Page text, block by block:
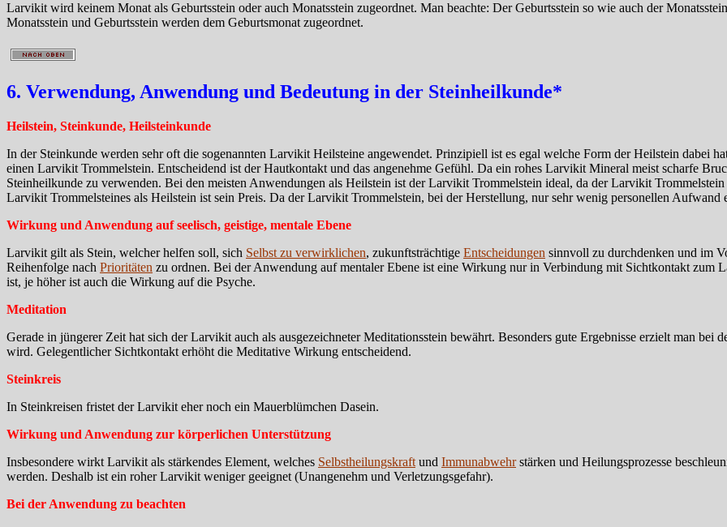
Larvikit wird keinem Monat als Geburtsstein oder auch Monatsstein zugeordnet. Man beachte: Der Geburtsstein so wie auch der
Monatsstein und Geburtsstein werden dem Geburtsmonat zugeordnet.
6. Verwendung, Anwendung und Bedeutung in der Steinheilkunde*
Heilstein, Steinkunde, Heilsteinkunde
In der Steinkunde werden sehr oft die sogenannten Larvikit Heilsteine angewendet. Prinzipiell ist es egal welche Form der Heilstein dabei
einen Larvikit Trommelstein. Entscheidend ist der Hautkontakt und das angenehme Gefühl. Da ein rohes Larvikit Mineral meist scharfe
Steinheilkunde zu verwenden. Bei den meisten Anwendungen als Heilstein ist der Larvikit Trommelstein ideal, da der Larvikit
Larvikit Trommelsteines als Heilstein ist sein Preis. Da der Larvikit Trommelstein, bei der Herstellung, nur sehr wenig personellen
Wirkung und Anwendung auf seelisch, geistige, mentale Ebene
Larvikit gilt als Stein, welcher helfen soll, sich Selbst zu verwirklichen, zukunftsträchtige Entscheidungen sinnvoll zu durchdenken und im
Reihenfolge nach Prioritäten zu ordnen. Bei der Anwendung auf mentaler Ebene ist eine Wirkung nur in Verbindung mit Sichtkontakt zum
ist, je höher ist auch die Wirkung auf die Psyche.
Meditation
Gerade in jüngerer Zeit hat sich der Larvikit auch als ausgezeichneter Meditationsstein bewährt. Besonders gute Ergebnisse erzielt man
wird. Gelegentlicher Sichtkontakt erhöht die Meditative Wirkung entscheidend.
Steinkreis
In Steinkreisen fristet der Larvikit eher noch ein Mauerblümchen Dasein.
Wirkung und Anwendung zur körperlichen Unterstützung
Insbesondere wirkt Larvikit als stärkendes Element, welches Selbstheilungskraft und Immunabwehrstärken und Heilungsprozesse
werden. Deshalb ist ein roher Larvikit weniger geeignet (Unangenehm und Verletzungsgefahr).
Bei der Anwendung zu beachten